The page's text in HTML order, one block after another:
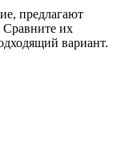
предлагают
их
вариант.